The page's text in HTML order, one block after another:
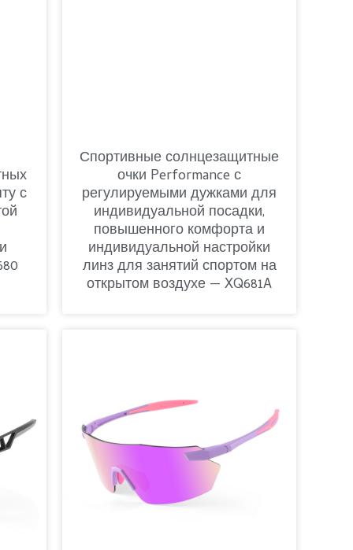
с
Спортивные солнцезащитные
очки Performance с
регулируемыми дужками для
индивидуальной посадки,
повышенного комфорта и
индивидуальной настройки
линз для занятий спортом на
открытом воздухе — XQ681A